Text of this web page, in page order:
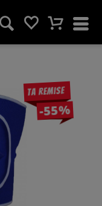
Ta remise
-55%